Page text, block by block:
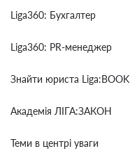
Liga360: Бухгалтер
Liga360: PR-менеджер
Знайти юриста Liga:BOOK
Академія ЛІГА:ЗАКОН
Теми в центрі уваги